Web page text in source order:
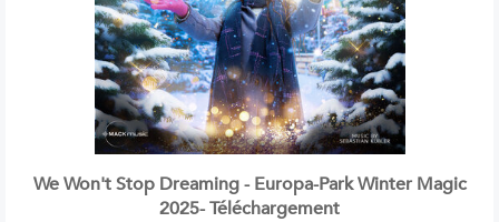
We Won't Stop Dreaming - Europa-Park Winter Magic
2025- Téléchargement